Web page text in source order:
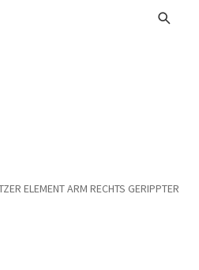
ELEMENT ARM RECHTS GERIPPTER